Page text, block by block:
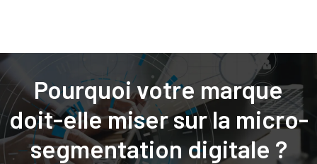
Pourquoi votre marque
doit-elle miser sur la micro-
segmentation digitale ?